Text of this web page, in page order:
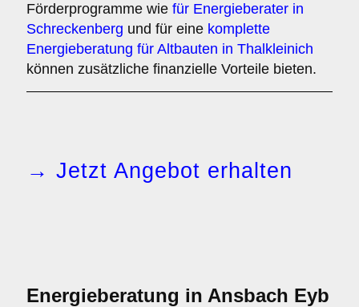
Förderprogramme wie für Energieberater in
Schreckenberg und für eine komplette
Energieberatung für Altbauten in Thalkleinich
können zusätzliche finanzielle Vorteile bieten.
→ Jetzt Angebot erhalten
Energieberatung in Ansbach Eyb